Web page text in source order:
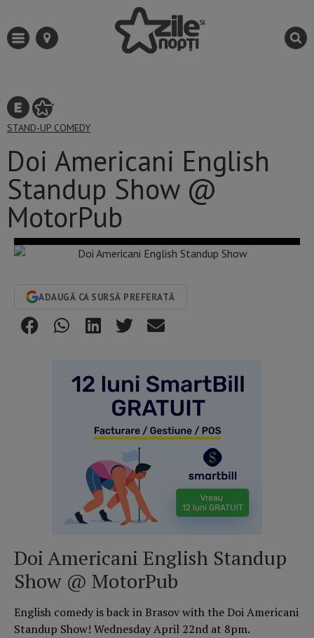
STAND-UP COMEDY
Doi Americani English
Standup Show @
MotorPub
ADAUGĂ CA SURSĂ PREFERATĂ
Doi Americani English Standup
Show @ MotorPub
English comedy is back in Brasov with the Doi Americani
Standup Show! Wednesday April 22nd at 8pm.